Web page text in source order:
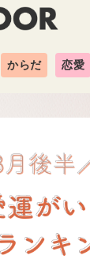
からだ 恋愛